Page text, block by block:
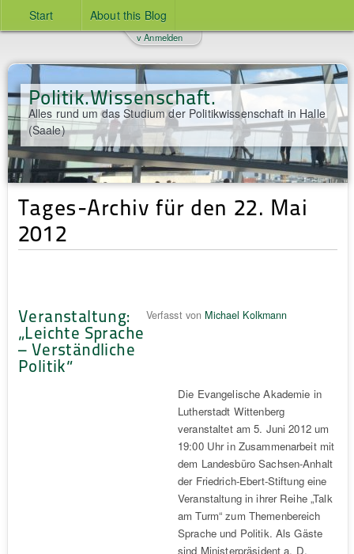
Start About this Blog
Politik.Wissenschaft.
Alles rund um das Studium der Politikwissenschaft in Halle
(Saale)
v Anmelden
Tages-Archiv für den 22. Mai
2012
Veranstaltung:
„Leichte Sprache
– Verständliche
Politik“
Verfasst von Michael Kolkmann
Die Evangelische Akademie in
Lutherstadt Wittenberg
veranstaltet am 5. Juni 2012 um
19:00 Uhr in Zusammenarbeit mit
dem Landesbüro Sachsen-Anhalt
der Friedrich-Ebert-Stiftung eine
Veranstaltung in ihrer Reihe „Talk
am Turm“ zum Themenbereich
Sprache und Politik. Als Gäste
sind Ministerpräsident a. D.